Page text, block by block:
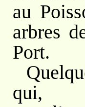
au
arbres
Port.
qui,